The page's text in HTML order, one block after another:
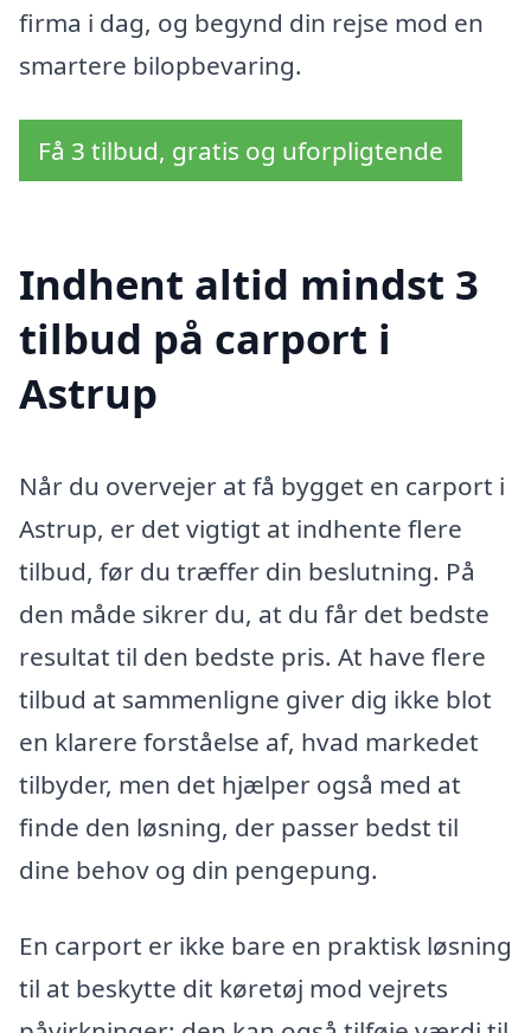
firma i dag, og begynd din rejse mod en
smartere bilopbevaring.
Få 3 tilbud, gratis og uforpligtende
Indhent altid mindst 3
tilbud på carport i
Astrup
Når du overvejer at få bygget en carport i
Astrup, er det vigtigt at indhente flere
tilbud, før du træffer din beslutning. På
den måde sikrer du, at du får det bedste
resultat til den bedste pris. At have flere
tilbud at sammenligne giver dig ikke blot
en klarere forståelse af, hvad markedet
tilbyder, men det hjælper også med at
finde den løsning, der passer bedst til
dine behov og din pengepung.
En carport er ikke bare en praktisk løsning
til at beskytte dit køretøj mod vejrets